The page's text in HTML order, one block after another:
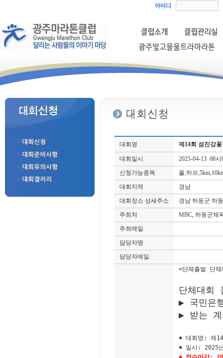
대회명 제14회 섬진강
대회일시
2025-04-13 08시
신청가능종목
풀,하프
대회지역
경남
대회장소 상세주소
경남 하동군 하
주최처
MBC, 하동군체
주최메일
담당자명
담당자메일
<단체출발 단체
단체대회
▶ 국민은
▶ 받는 계
♠ 대회명: 제14
♠ 일시: 2025